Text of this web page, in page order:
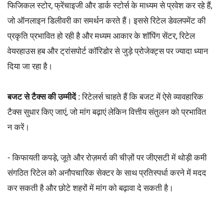
फिजिकल स्टोर, फ्रेंचाइजी और डार्क स्टोर्स के माध्यम से प्रवेश कर रहे हैं,
जो ऑनलाइन डिलीवरी का समर्थन करते हैं। इससे रिटेल डेवलपमेंट की
प्रकृति प्रभावित हो रही है और मध्यम आकार के शॉपिंग सेंटर, रिटेल
वेयरहाउस हब और ट्रांसपोर्ट कॉरिडोर से जुड़े प्रोजेक्ट्स पर ज्यादा ध्यान
दिया जा रहा है।
बजट से टैक्स की उम्मीदें :रिटेलर्स चाहते हैं कि बजट में ऐसे व्यावहारिक
टैक्स सुधार किए जाएं, जो मांग बढ़ाएं लेकिन वित्तीय संतुलन को प्रभावित
न करें।
- किफायती कपड़े, जूते और रोज़मर्रा की चीज़ों पर जीएसटी में थोड़ी कमी
संगठित रिटेल को अनौपचारिक सेक्टर के साथ प्रतिस्पर्धा करने में मदद
कर सकती है और छोटे शहरों में मांग को बढ़ावा दे सकती है।